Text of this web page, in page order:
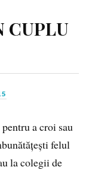
CUPLU
a croi sau
felul
la colegii de